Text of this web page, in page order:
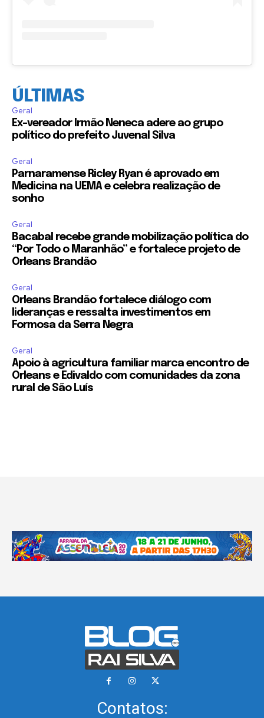
ÚLTIMAS
Geral
Ex-vereador Irmão Neneca adere ao grupo
político do prefeito Juvenal Silva
Geral
Parnaramense Ricley Ryan é aprovado em
Medicina na UEMA e celebra realização de
sonho
Geral
Bacabal recebe grande mobilização política do
“Por Todo o Maranhão” e fortalece projeto de
Orleans Brandão
Geral
Orleans Brandão fortalece diálogo com
lideranças e ressalta investimentos em
Formosa da Serra Negra
Geral
Apoio à agricultura familiar marca encontro de
Orleans e Edivaldo com comunidades da zona
rural de São Luís
Contatos: